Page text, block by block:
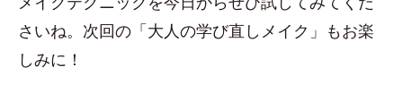
さいね。次回の「大人の学び直しメイク」もお楽
しみに！